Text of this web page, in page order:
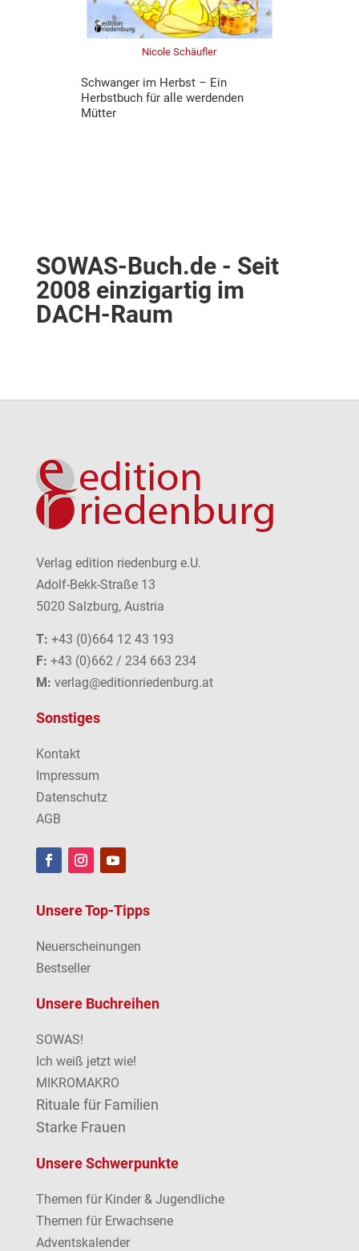
Nicole Schäufler
Schwanger im Herbst – Ein
Herbstbuch für alle werdenden
Mütter
SOWAS-Buch.de - Seit
2008 einzigartig im
DACH-Raum
Verlag edition riedenburg e.U.
Adolf-Bekk-Straße 13
5020 Salzburg, Austria
T: +43 (0)664 12 43 193
F: +43 (0)662 / 234 663 234
M: verlag@editionriedenburg.at
Sonstiges
Kontakt
Impressum
Datenschutz
AGB
Unsere Top-Tipps
Neuerscheinungen
Bestseller
Unsere Buchreihen
SOWAS!
Ich weiß jetzt wie!
MIKROMAKRO
Rituale für Familien
Starke Frauen
Unsere Schwerpunkte
Themen für Kinder & Jugendliche
Themen für Erwachsene
Adventskalender